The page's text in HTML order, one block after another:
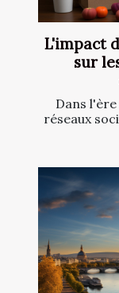
L'impact
sur
Dans
réseaux